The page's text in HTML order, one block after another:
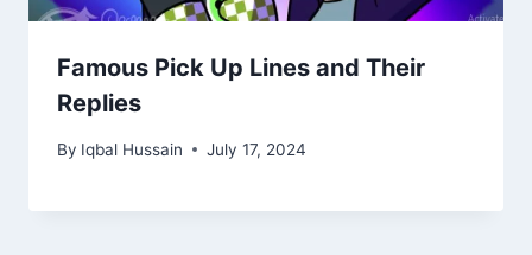
Famous Pick Up Lines and Their
Replies
By Iqbal Hussain July 17, 2024